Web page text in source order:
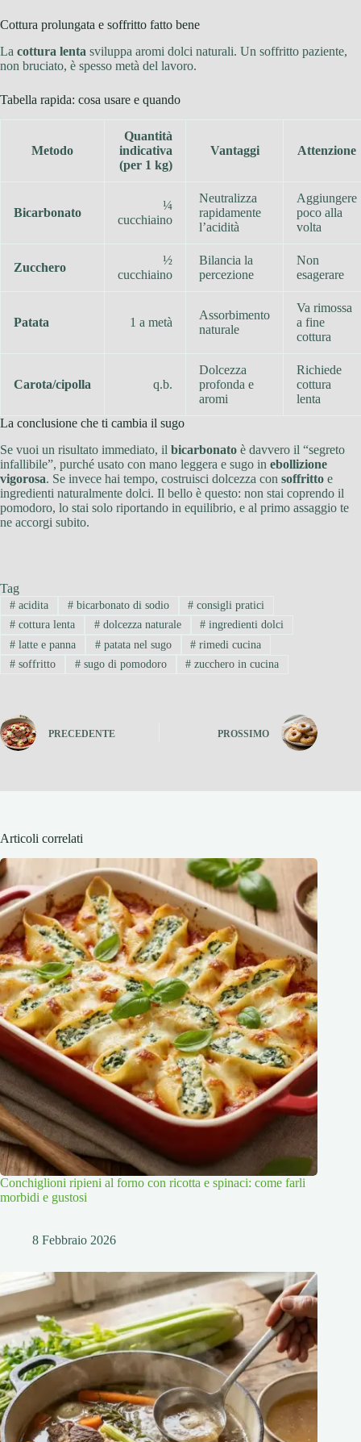
Cottura prolungata e soffritto fatto bene
La cottura lenta sviluppa aromi dolci naturali. Un soffritto paziente,
non bruciato, è spesso metà del lavoro.
Tabella rapida: cosa usare e quando
Metodo
Quantità
indicativa
(per 1 kg)
Vantaggi Attenzione
Bicarbonato
¼
cucchiaino
Neutralizza
rapidamente
l’acidità
Aggiungere
poco alla
volta
Zucchero
½
cucchiaino
Bilancia la
percezione
Non
esagerare
Patata 1 a metà
Assorbimento
naturale
Va rimossa
a fine
cottura
Carota/cipolla q.b.
Dolcezza
profonda e
aromi
Richiede
cottura
lenta
La conclusione che ti cambia il sugo
Se vuoi un risultato immediato, il bicarbonato è davvero il “segreto
infallibile”, purché usato con mano leggera e sugo in ebollizione
vigorosa. Se invece hai tempo, costruisci dolcezza con soffritto e
ingredienti naturalmente dolci. Il bello è questo: non stai coprendo il
pomodoro, lo stai solo riportando in equilibrio, e al primo assaggio te
ne accorgi subito.
Tag
#acidita #bicarbonato di sodio # consigli pratici
#cottura lenta #dolcezza naturale # ingredienti dolci
#latte e panna #patata nel sugo # rimedi cucina
#soffritto #sugo di pomodoro # zucchero in cucina
PRECEDENTE PROSSIMO
Articoli correlati
Conchiglioni ripieni al forno con ricotta e spinaci: come farli
morbidi e gustosi
8 Febbraio 2026